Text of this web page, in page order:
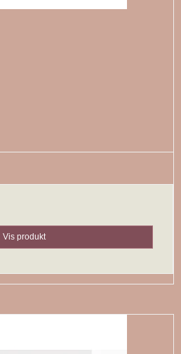
Vis produkt